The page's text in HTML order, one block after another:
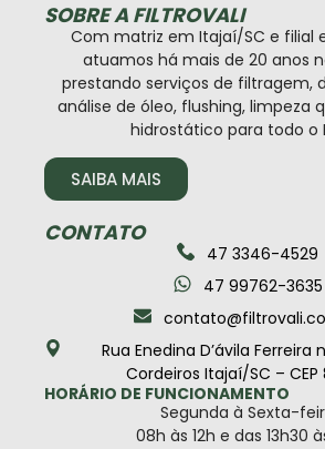
SOBRE A FILTROVALI
Com matriz em Itajaí/SC e filial
atuamos há mais de 20 anos
prestando serviços de filtragem,
análise de óleo, flushing, limpeza
hidrostático para todo o
SAIBA MAIS
CONTATO
47 3346-4529
47 99762-3635
Rua Enedina D’ávila Ferreira
Cordeiros Itajaí/SC – CEP
HORÁRIO DE FUNCIONAMENTO
Segunda à Sexta-
08h às 12h e das 13h30